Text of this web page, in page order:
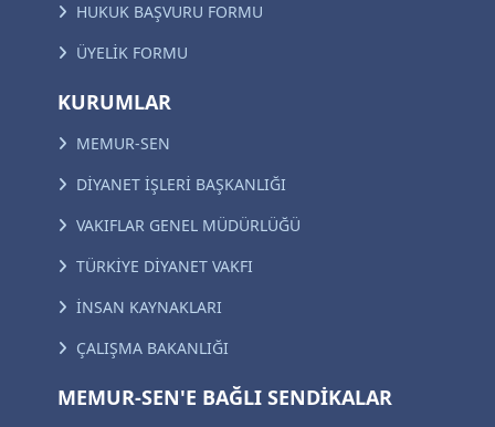
HUKUK BAŞVURU FORMU
ÜYELİK FORMU
KURUMLAR
MEMUR-SEN
DİYANET İŞLERİ BAŞKANLIĞI
VAKIFLAR GENEL MÜDÜRLÜĞÜ
TÜRKİYE DİYANET VAKFI
İNSAN KAYNAKLARI
ÇALIŞMA BAKANLIĞI
MEMUR-SEN'E BAĞLI SENDİKALAR